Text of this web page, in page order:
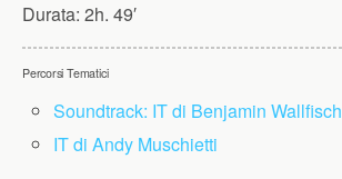
Durata: 2h. 49′
Percorsi Tematici
Soundtrack: IT di Benjamin Wallfisch
IT di Andy Muschietti